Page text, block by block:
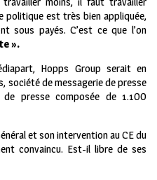
politique est très bien appliquée,
sous payés. C’est ce que l’on
».
Hopps Group serait en
société de messagerie de presse
presse composée de 1.1OO
et son intervention au CE du
convaincu. Est-il libre de ses